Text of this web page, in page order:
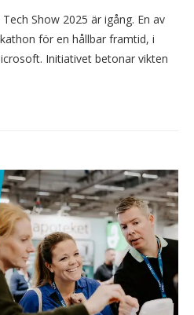
Show 2025 är igång. En av
för en hållbar framtid, i
Initiativet betonar vikten